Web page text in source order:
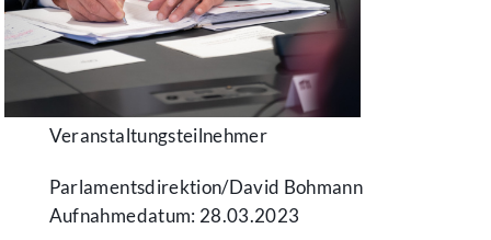
Veranstaltungsteilnehmer
Parlamentsdirektion/​David Bohmann
Aufnahmedatum: 28.03.2023